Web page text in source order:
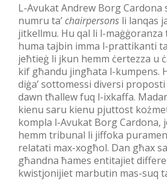
L-Avukat Andrew Borg Cardona
numru ta’chairpersons li lanqas
jitkellmu. Hu qal li l-
huma tajbin imma l-prattikanti
jeħtieġ li jkun hemm ċertezza u
kif għandu jingħata l-kumpens.
diġa’ sottomessi diversi
dawn tħallew fuq l-ixkaffa.
kienu saru kienu pjuttost
kompla l-Avukat Borg Cardona,
hemm tribunal li jiffoka
relatati max-xogħol. Dan għax
għandna ħames entitajiet
kwistjonijiet marbutin mas-suq